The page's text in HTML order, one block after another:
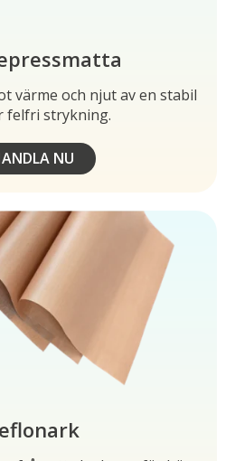
värme och njut av en stabil
felfri strykning.
NU